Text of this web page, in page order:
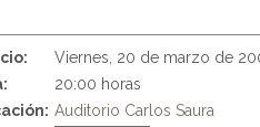
Viernes, 20 de marzo de
20:00 horas
Auditorio Carlos Saura